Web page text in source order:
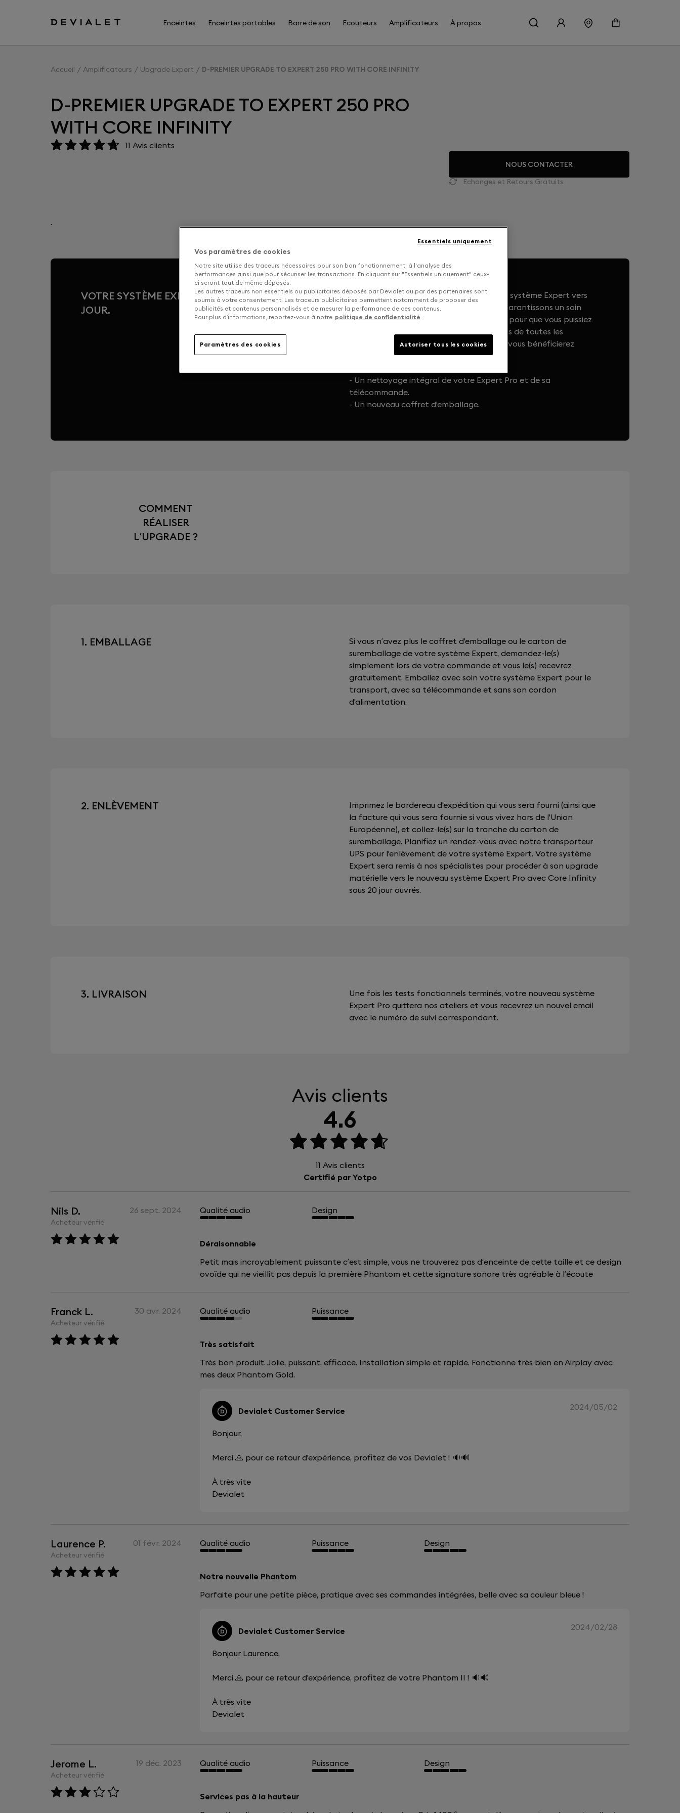
Enceintes Enceintes portables Barre de son Ecouteurs Amplificateurs À propos
Accueil Amplificateurs Upgrade Expert D-PREMIER UPGRADE TO EXPERT 250 PRO WITH CORE INFINITY
D-PREMIER UPGRADE TO EXPERT 250 PRO
WITH CORE INFINITY
11 Avis clients
NOUS CONTACTER
Echanges et Retours Gratuits
.
VOTRE SYSTÈME EXPERT, COMME AU PREMIER
JOUR.
En réalisant l’upgrade matérielle de votre système Expert vers
Expert Pro avec Core Infinity, nous vous garantissons un soin
tout particulier apporté à votre appareil pour que vous puissiez
le retrouver comme au premier jour. En plus de toutes les
améliorations électroniques et logicielles, vous bénéficierez
également de:
- Un nettoyage intégral de votre Expert Pro et de sa
télécommande.
- Un nouveau coffret d'emballage.
COMMENT
RÉALISER
L’UPGRADE ?
1. EMBALLAGE
Si vous n’avez plus le coffret d'emballage ou le carton de
suremballage de votre système Expert, demandez-le(s)
simplement lors de votre commande et vous le(s) recevrez
gratuitement. Emballez avec soin votre système Expert pour le
transport, avec sa télécommande et sans son cordon
d'alimentation.
2. ENLÈVEMENT
Imprimez le bordereau d'expédition qui vous sera fourni (ainsi que
la facture qui vous sera fournie si vous vivez hors de l'Union
Européenne), et collez-le(s) sur la tranche du carton de
suremballage. Planifiez un rendez-vous avec notre transporteur
UPS pour l'enlèvement de votre système Expert. Votre système
Expert sera remis à nos spécialistes pour procéder à son upgrade
matérielle vers le nouveau système Expert Pro avec Core Infinity
sous 20 jour ouvrés.
3. LIVRAISON
Une fois les tests fonctionnels terminés, votre nouveau système
Expert Pro quittera nos ateliers et vous recevrez un nouvel email
avec le numéro de suivi correspondant.
Avis clients
4.6
11 Avis clients
Certifié par Yotpo
Nils D.
Acheteur vérifié
26 sept. 2024 Qualité audio Design
Déraisonnable
Petit mais incroyablement puissante c’est simple, vous ne trouverez pas d’enceinte de cette taille et ce design
ovoïde qui ne vieillit pas depuis la première Phantom et cette signature sonore très agréable à l’écoute
Franck L.
Acheteur vérifié
30 avr. 2024 Qualité audio Puissance
Très satisfait
Très bon produit. Jolie, puissant, efficace. Installation simple et rapide. Fonctionne très bien en Airplay avec
mes deux Phantom Gold.
Devialet Customer Service 2024/05/02
Bonjour,
Merci 🙏 pour ce retour d'expérience, profitez de vos Devialet ! 🔉🔊
À très vite
Devialet
Laurence P.
Acheteur vérifié
01 févr. 2024 Qualité audio Puissance Design
Notre nouvelle Phantom
Parfaite pour une petite pièce, pratique avec ses commandes intégrées, belle avec sa couleur bleue !
Devialet Customer Service 2024/02/28
Bonjour Laurence,
Merci 🙏 pour ce retour d'expérience, profitez de votre Phantom II ! 🔉🔊
À très vite
Devialet
Jerome L.
Acheteur vérifié
19 déc. 2023 Qualité audio Puissance Design
Services pas à la hauteur
Vos paramètres de cookies
Notre site utilise des traceurs nécessaires pour son bon fonctionnement, à l'analyse des
performances ainsi que pour sécuriser les transactions. En cliquant sur "Essentiels uniquement" ceux-
ci seront tout de même déposés.
Les autres traceurs non essentiels ou publicitaires déposés par Devialet ou par des partenaires sont
soumis à votre consentement. Les traceurs publicitaires permettent notamment de proposer des
publicités et contenus personnalisés et de mesurer la performance de ces contenus.
Pour plus d’informations, reportez-vous à notre politique de confidentialité.
Paramètres des cookies
Essentiels uniquement
Autoriser tous les cookies